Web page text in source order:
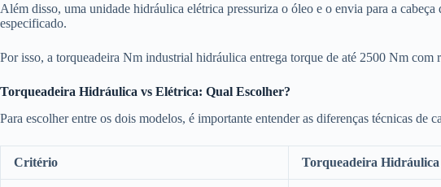
Além disso, uma unidade hidráulica elétrica pressuriza o óleo e o envia para a
especificado.
Por isso, a torqueadeira Nm industrial hidráulica entrega torque de até 2500 Nm
Torqueadeira Hidráulica vs Elétrica: Qual Escolher?
Para escolher entre os dois modelos, é importante entender as diferenças técnicas de
Critério Torqueadeira Hidráulica